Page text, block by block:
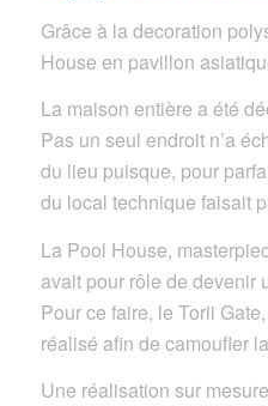
Grâce à la decoration
House en pavillon
La maison entière a été
Pas un seul endroit n’a
du lieu puisque, pour
du local technique faisait
La Pool House,
avait pour rôle de devenir
Pour ce faire, le Torii
réalisé afin de camoufler
Une réalisation sur